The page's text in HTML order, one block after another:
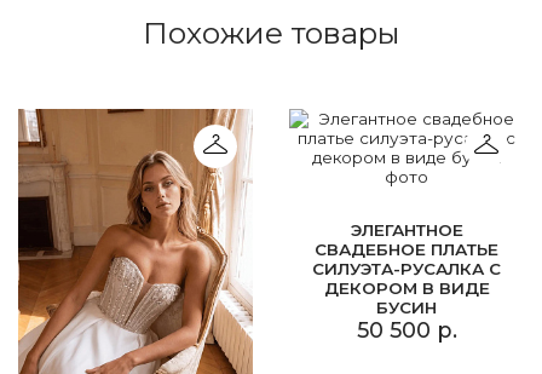
Похожие товары
ЭЛЕГАНТНОЕ
СВАДЕБНОЕ ПЛАТЬЕ
СИЛУЭТА-РУСАЛКА С
ДЕКОРОМ В ВИДЕ
БУСИН
50 500 р.